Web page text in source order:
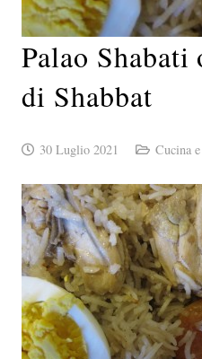
Palao
di Shabbat
30 Luglio 2021 Cucina